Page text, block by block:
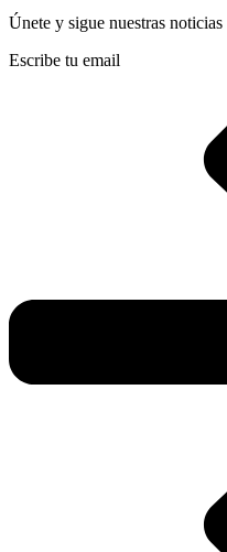
Únete y sigue nuestras noticias
Escribe tu email